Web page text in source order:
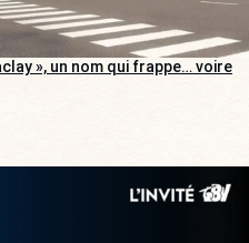
», un nom qui frappe… voire